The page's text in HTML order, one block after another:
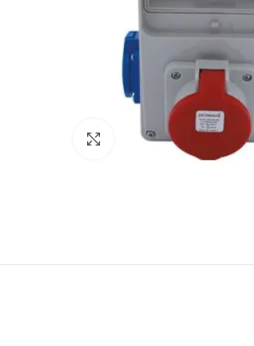
Click to enlarge